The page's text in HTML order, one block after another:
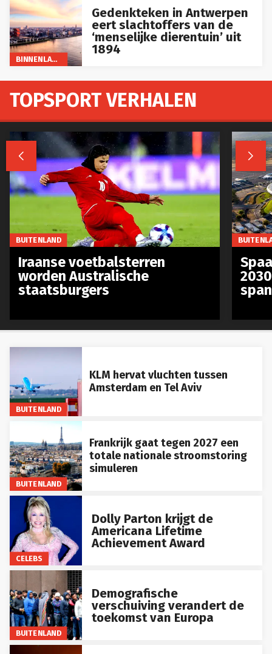
BINNENLAND
Gedenkteken in Antwerpen
eert slachtoffers van de
‘menselijke dierentuin’ uit
1894
BUITENLAND
KLM hervat vluchten tussen
Amsterdam en Tel Aviv
BUITENLAND
Frankrijk gaat tegen 2027 een
totale nationale stroomstoring
simuleren
CELEBS
Dolly Parton krijgt de
Americana Lifetime
Achievement Award
BUITENLAND
Demografische
verschuiving verandert de
toekomst van Europa
TOPSPORT VERHALEN
 
BUITENLAND
Iraanse voetbalsterren
worden Australische
staatsburgers